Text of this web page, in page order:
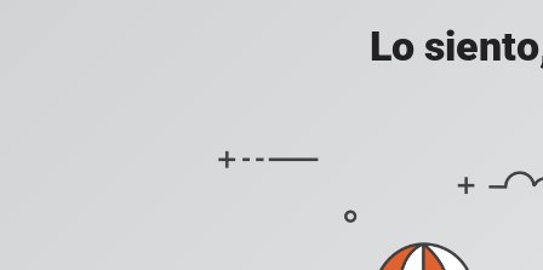
Lo